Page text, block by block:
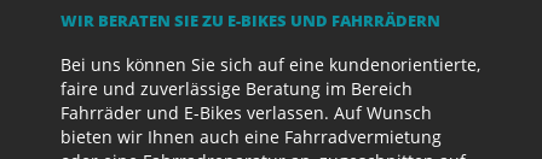
WIR BERATEN SIE ZU E-BIKES UND FAHRRÄDERN
Bei uns können Sie sich auf eine kundenorientierte,
faire und zuverlässige Beratung im Bereich
Fahrräder und E-Bikes verlassen. Auf Wunsch
bieten wir Ihnen auch eine Fahrradvermietung